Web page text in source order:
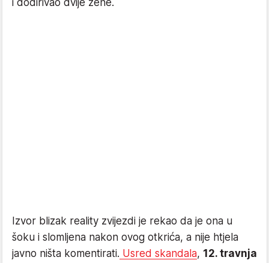
i dodirivao dvije žene.
Izvor blizak reality zvijezdi je rekao da je ona u
šoku i slomljena nakon ovog otkrića, a nije htjela
javno ništa komentirati. Usred skandala, 12. travnja